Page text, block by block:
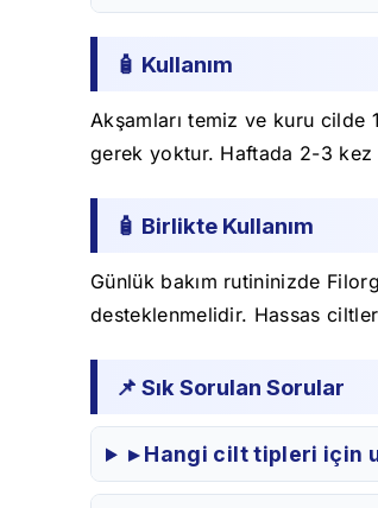
🧴 Kullanım
Akşamları temiz ve kuru cilde
gerek yoktur. Haftada 2-3 kez
🧴 Birlikte Kullanım
Günlük bakım rutininizde
desteklenmelidir. Hassas
📌 Sık Sorulan Sorular
▸ Hangi cilt tipleri için